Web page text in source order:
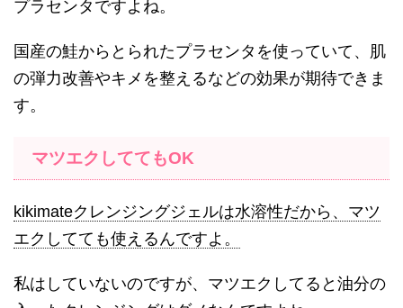
プラセンタですよね。
国産の鮭からとられたプラセンタを使っていて、肌
の弾力改善やキメを整えるなどの効果が期待できま
す。
マツエクしててもOK
kikimateクレンジングジェルは水溶性だから、マツ
エクしてても使えるんですよ。
私はしていないのですが、マツエクしてると油分の